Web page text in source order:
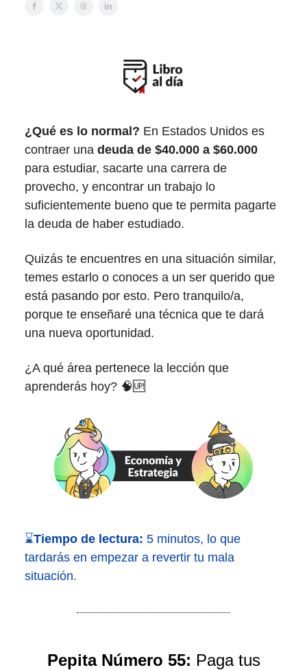
¿Qué es lo normal? En Estados Unidos es
contraer una deuda de $40.000 a $60.000
para estudiar, sacarte una carrera de
provecho, y encontrar un trabajo lo
suficientemente bueno que te permita pagarte
la deuda de haber estudiado.
Quizás te encuentres en una situación similar,
temes estarlo o conoces a un ser querido que
está pasando por esto. Pero tranquilo/a,
porque te enseñaré una técnica que te dará
una nueva oportunidad.
¿A qué área pertenece la lección que
aprenderás hoy? 🧠🆙
⌛Tiempo de lectura: 5 minutos, lo que
tardarás en empezar a revertir tu mala
situación.
Pepita Número 55: Paga tus